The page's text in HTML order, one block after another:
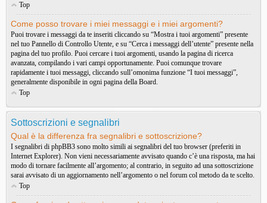
Top
Come posso trovare i miei messaggi e i miei argomenti?
Puoi trovare i messaggi da te inseriti cliccando su “Mostra i tuoi argomenti” presente
nel tuo Pannello di Controllo Utente, e su “Cerca i messaggi dell’utente” presente nella
pagina del tuo profilo. Puoi cercare i tuoi argomenti, usando la pagina di ricerca
avanzata, compilando i vari campi opportunamente. Puoi comunque trovare
rapidamente i tuoi messaggi, cliccando sull’omonima funzione “I tuoi messaggi”,
generalmente disponibile in ogni pagina della Board.
Top
Sottoscrizioni e segnalibri
Qual è la differenza fra segnalibri e sottoscrizione?
I segnalibri di phpBB3 sono molto simili ai segnalibri del tuo browser (preferiti in
Internet Explorer). Non vieni necessariamente avvisato quando c’è una risposta, ma hai
modo di tornare facilmente all’argomento; al contrario, in seguito ad una sottoscrizione
sarai avvisato di un aggiornamento nell’argomento o nel forum col metodo da te scelto.
Top